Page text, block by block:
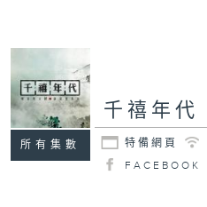
所有集數
千禧年代
特備網頁
FACEBOOK